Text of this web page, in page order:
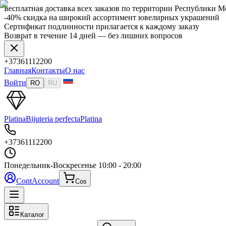
Бесплатная доставка всех заказов по территории Республики
-40% скидка на широкий ассортимент ювелирных украшений
Сертификат подлинности прилагается к каждому заказу
Возврат в течение 14 дней — без лишних вопросов
+37361112200
ГлавнаяКонтактыО нас
Войти
RO RU
PlatinaBijuteria perfectaPlatina
+37361112200
Понедельник-Воскресенье 10:00 - 20:00
ContAccount Cos
Каталог